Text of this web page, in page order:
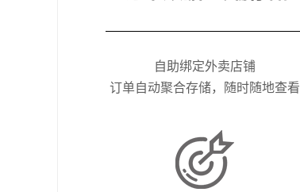
自助绑定外卖店铺
订单自动聚合存储，随时随地查看